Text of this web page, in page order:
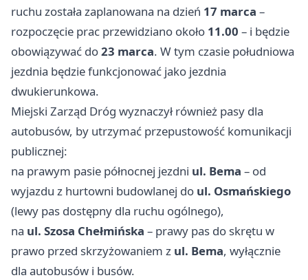
ruchu została zaplanowana na dzień 17 marca –
rozpoczęcie prac przewidziano około 11.00 – i będzie
obowiązywać do23 marca. W tym czasie południowa
jezdnia będzie funkcjonować jako jezdnia
dwukierunkowa.
Miejski Zarząd Dróg wyznaczył również pasy dla
autobusów, by utrzymać przepustowość komunikacji
publicznej:
na prawym pasie północnej jezdni ul. Bema – od
wyjazdu z hurtowni budowlanej do ul. Osmańskiego
(lewy pas dostępny dla ruchu ogólnego),
na ul. Szosa Chełmińska – prawy pas do skrętu w
prawo przed skrzyżowaniem z ul. Bema, wyłącznie
dla autobusów i busów.